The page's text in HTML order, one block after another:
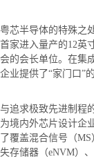
粤芯半导体的特殊之
首家进入量产的12英
会的会长单位。在集
企业提供了“家门口”
与追求极致先进制程
为境内外芯片设计企
了覆盖混合信号（
失存储器（eNVM）